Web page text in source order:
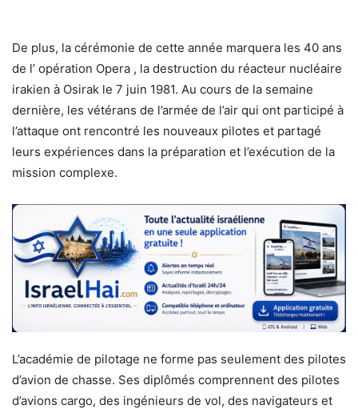
De plus, la cérémonie de cette année marquera les 40 ans
de l’ opération Opera , la destruction du réacteur nucléaire
irakien à Osirak le 7 juin 1981. Au cours de la semaine
dernière, les vétérans de l’armée de l’air qui ont participé à
l’attaque ont rencontré les nouveaux pilotes et partagé
leurs expériences dans la préparation et l’exécution de la
mission complexe.
L’académie de pilotage ne forme pas seulement des pilotes
d’avion de chasse. Ses diplômés comprennent des pilotes
d’avions cargo, des ingénieurs de vol, des navigateurs et